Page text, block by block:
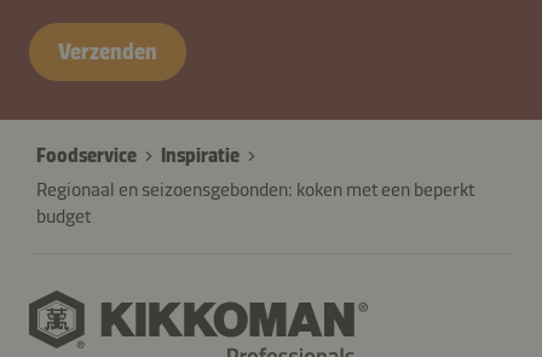
Verzenden
Foodservice
Inspiratie
Regionaal en seizoensgebonden: koken met een beperkt
budget